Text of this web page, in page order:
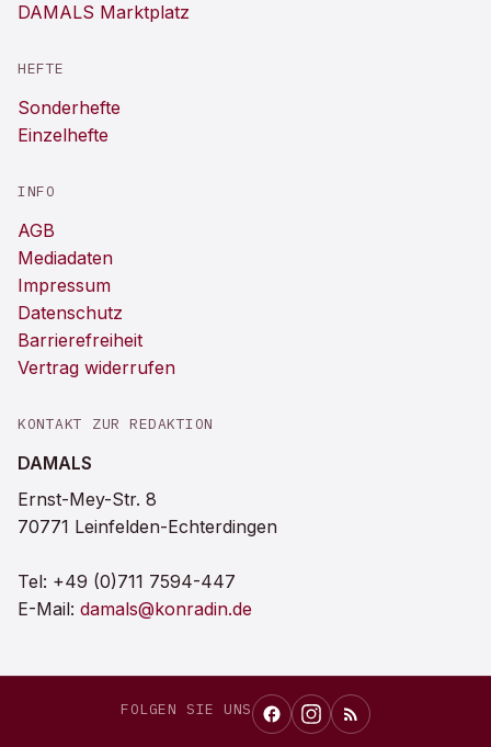
DAMALS Marktplatz
HEFTE
Sonderhefte
Einzelhefte
INFO
AGB
Mediadaten
Impressum
Datenschutz
Barrierefreiheit
Vertrag widerrufen
KONTAKT ZUR REDAKTION
DAMALS
Ernst-Mey-Str. 8
70771 Leinfelden-Echterdingen
Tel: +49 (0)711 7594-447
E-Mail: damals@konradin.de
FOLGEN SIE UNS